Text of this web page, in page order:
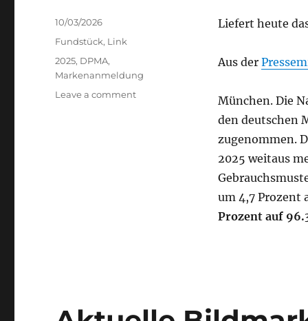
Liefert heute
Aus der
München. Die
den deutschen
zugenommen.
2025 weitaus
um 4,7 Prozent
Prozent auf
Posted
10/03/2026
Categories
Fundstück, Link
Tags
2025, DPMA,
Markenanmeldung
Leave a commenton